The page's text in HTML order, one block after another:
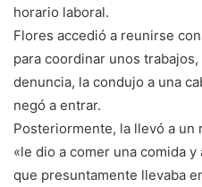
horario laboral.
Flores accedió a reunirse
para coordinar unos
denuncia, la condujo a una
negó a entrar.
Posteriormente, la llevó a un
«le dio a comer una comida
que presuntamente llevaba